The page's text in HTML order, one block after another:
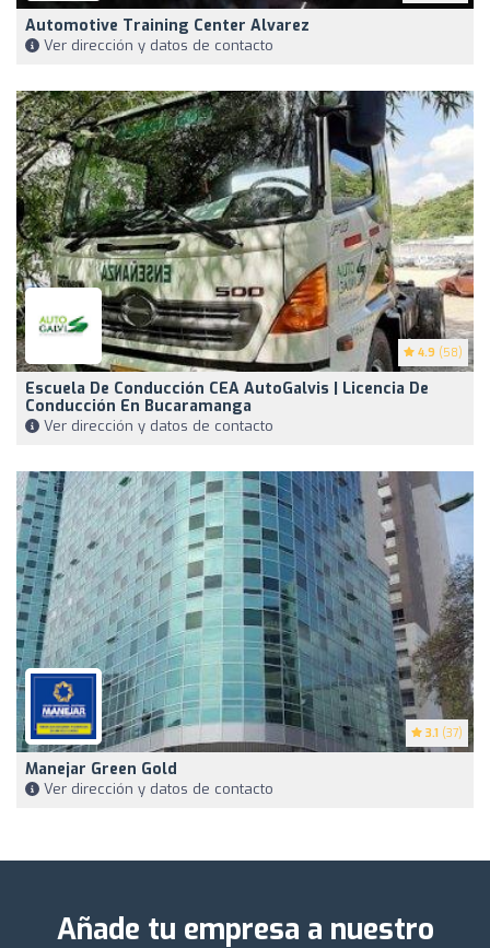
Automotive Training Center Alvarez
Ver dirección y datos de contacto
4.9 (58)
Escuela De Conducción CEA AutoGalvis | Licencia De
Conducción En Bucaramanga
Ver dirección y datos de contacto
3.1 (37)
Manejar Green Gold
Ver dirección y datos de contacto
Añade tu empresa a nuestro